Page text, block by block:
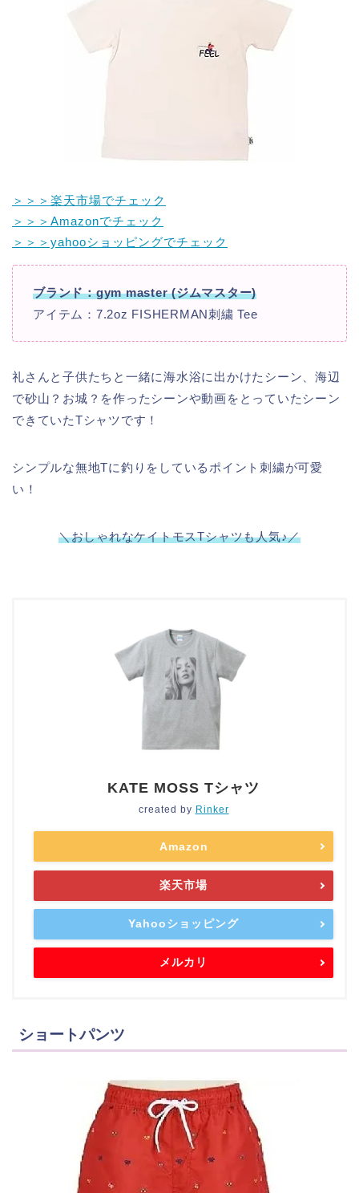
＞＞＞楽天市場でチェック
＞＞＞Amazonでチェック
＞＞＞yahooショッピングでチェック
ブランド：gym master (ジムマスター)
アイテム：7.2oz FISHERMAN刺繍 Tee
礼さんと子供たちと一緒に海水浴に出かけたシーン、海辺
で砂山？お城？を作ったシーンや動画をとっていたシーン
できていたTシャツです！
シンプルな無地Tに釣りをしているポイント刺繍が可愛
い！
＼おしゃれなケイトモスTシャツも人気♪／
KATE MOSS Tシャツ
created by Rinker
Amazon
楽天市場
Yahooショッピング
メルカリ
ショートパンツ